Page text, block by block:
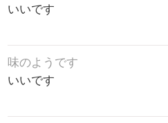
いいです
味のようです
いいです